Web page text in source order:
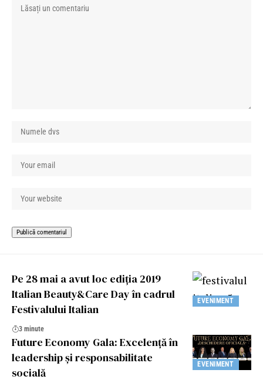
EVENIMENT
Pe 28 mai a avut loc ediția 2019
Italian Beauty&Care Day în cadrul
Festivalului Italian
3 minute
EVENIMENT
Future Economy Gala: Excelență în
leadership și responsabilitate
socială